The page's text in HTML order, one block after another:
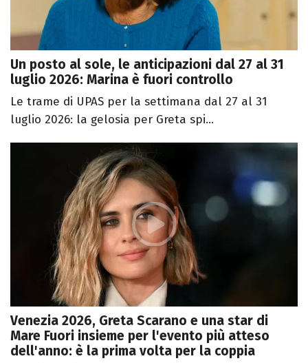
Un posto al sole, le anticipazioni dal 27 al 31
luglio 2026: Marina è fuori controllo
Le trame di UPAS per la settimana dal 27 al 31
luglio 2026: la gelosia per Greta spi...
Venezia 2026, Greta Scarano e una star di
Mare Fuori insieme per l'evento più atteso
dell'anno: è la prima volta per la coppia